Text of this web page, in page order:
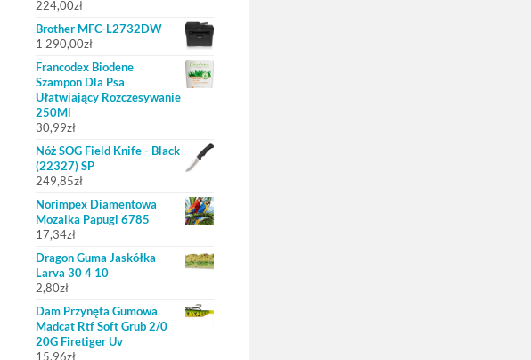
224,00zł
Brother MFC-L2732DW
1 290,00zł
Francodex Biodene
Szampon Dla Psa
Ułatwiający Rozczesywanie
250Ml
30,99zł
Nóż SOG Field Knife - Black
(22327) SP
249,85zł
Norimpex Diamentowa
Mozaika Papugi 6785
17,34zł
Dragon Guma Jaskółka
Larva 30 4 10
2,80zł
Dam Przynęta Gumowa
Madcat Rtf Soft Grub 2/0
20G Firetiger Uv
15,96zł